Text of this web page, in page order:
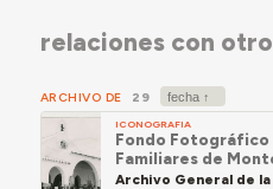
relaciones con
ARCHIVO DE 29
ICONOGRAFIA
Fondo Fotográfico
Familiares de
Archivo General de